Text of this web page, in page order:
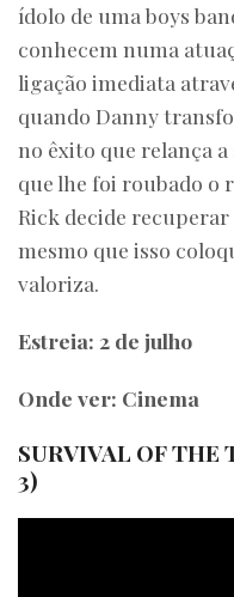
ídolo de uma boys
conhecem numa
ligação imediata
quando Danny
no êxito que relança
que lhe foi roubado o
Rick decide
mesmo que isso
valoriza.
Estreia: 2 de julho
Onde ver: Cinema
SURVIVAL OF THE
3)